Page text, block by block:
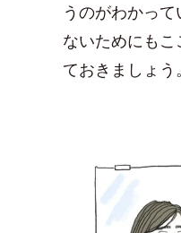
うのがわかっ
ないためにも
ておきましょう。